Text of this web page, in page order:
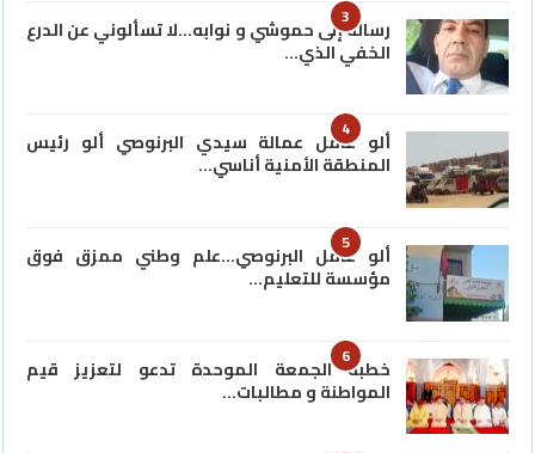
3
رسالة إلى حموشي و نوابه…لا تسألوني عن الدرع
الخفي الذي…
4
ألو عامل عمالة سيدي البرنوصي ألو رئيس
المنطقة الأمنية أناسي…
5
ألو عامل البرنوصي…علم وطني ممزق فوق
مؤسسة للتعليم…
6
خطبة الجمعة الموحدة تدعو لتعزيز قيم
المواطنة و مطالبات…